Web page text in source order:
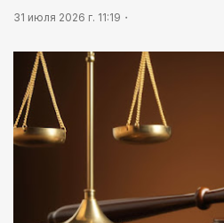
31 июля 2026 г. 11:19